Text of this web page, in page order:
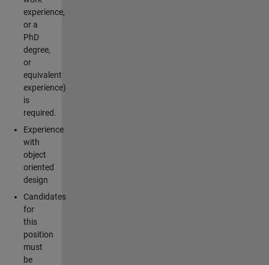
experience,
or a
PhD
degree,
or
equivalent
experience)
is
required.
Experience
with
object
oriented
design
Candidates
for
this
position
must
be